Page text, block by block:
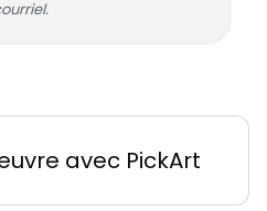
avec PickArt